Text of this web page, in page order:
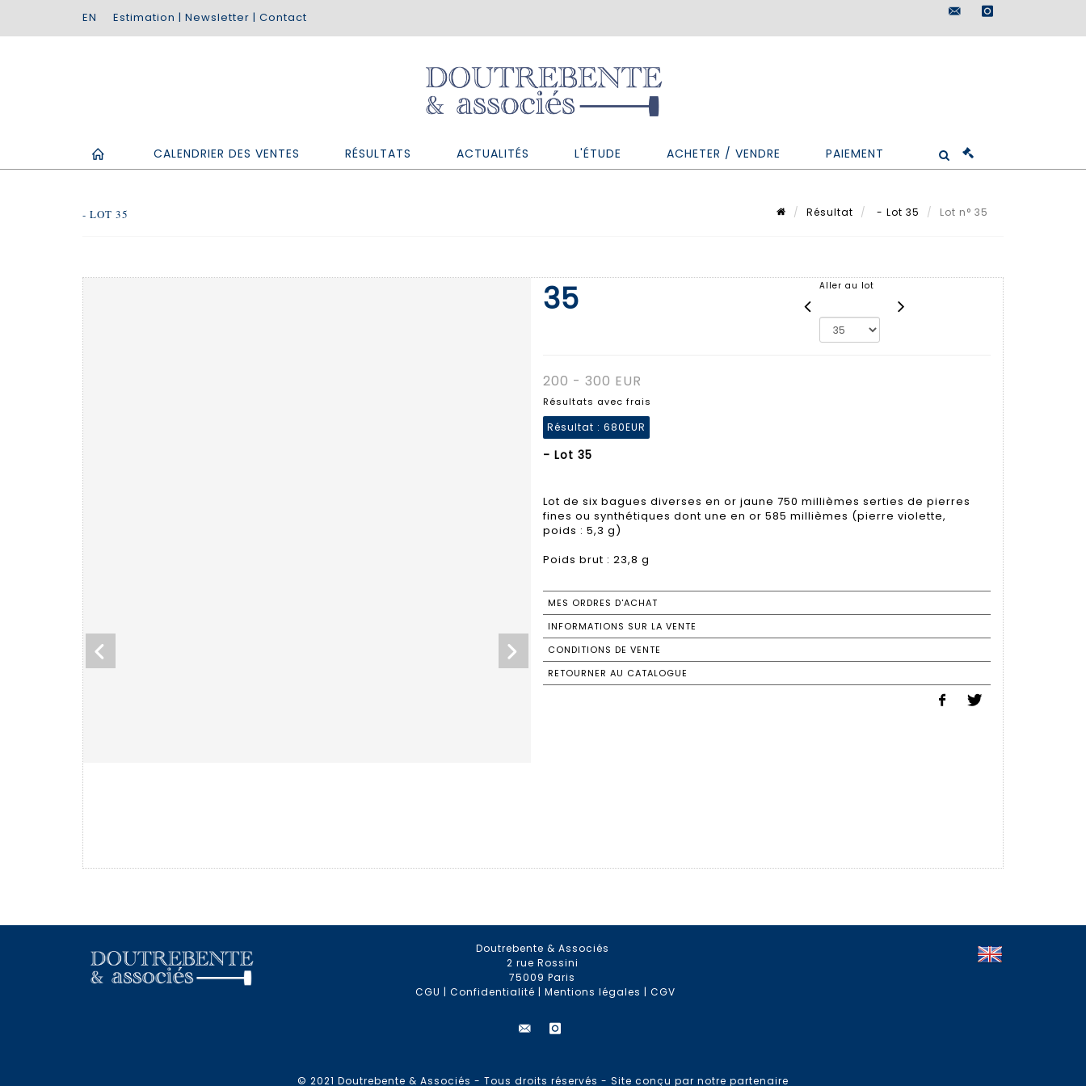
Estimation | Newsletter | Contact
instagram
CALENDRIER DES VENTES RÉSULTATS ACTUALITÉS L'ÉTUDE ACHETER / VENDRE PAIEMENT
- LOT 35 Résultat - Lot 35 Lot n° 35
35 Aller au lot
200 - 300 EUR
Résultats avec frais
Résultat : 680EUR
- Lot 35
Lot de six bagues diverses en or jaune 750 millièmes serties de pierres
fines ou synthétiques dont une en or 585 millièmes (pierre violette,
poids : 5,3 g)
MES ORDRES D'ACHAT
INFORMATIONS SUR LA VENTE
CONDITIONS DE VENTE
RETOURNER AU CATALOGUE
Doutrebente & Associés
2 rue Rossini
75009 Paris
CGU |Confidentialité |Mentions légales |CGV
© 2021 Doutrebente & Associés - Tous droits réservés - Site conçu par notre partenaire